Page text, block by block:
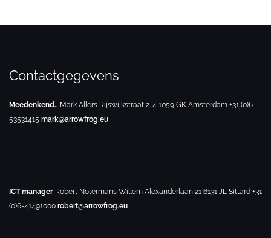
Contactgegevens
Meedenkend.. Mark Allers Rijswijkstraat 2-4 1059 GK Amsterdam +31 (0)6-
53531415 mark@arrowfrog.eu
ICT manager Robert Notermans Willem Alexanderlaan 21 6131 JL Sittard +31
(0)6-41491000 robert@arrowfrog.eu